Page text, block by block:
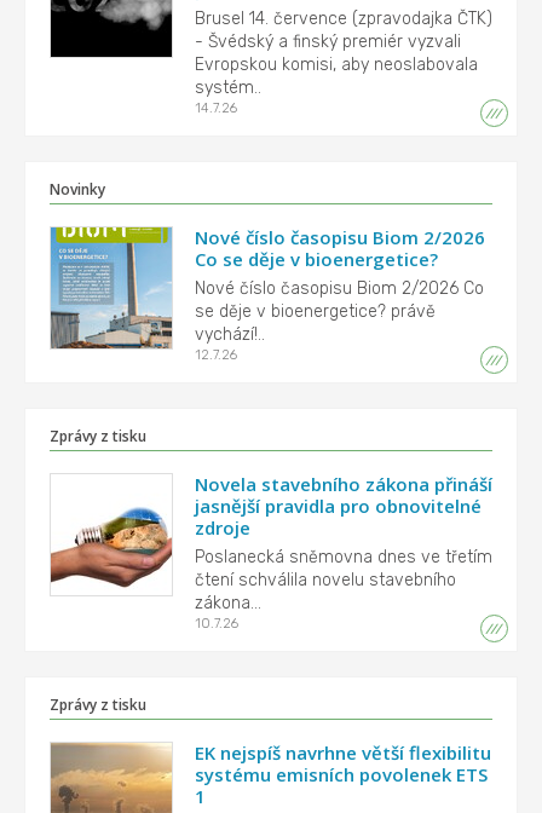
Brusel 14. července (zpravodajka ČTK)
- Švédský a finský premiér vyzvali
Evropskou komisi, aby neoslabovala
systém..
14.7.26
Novinky
Nové číslo časopisu Biom 2/2026
Co se děje v bioenergetice?
Nové číslo časopisu Biom 2/2026 Co
se děje v bioenergetice? právě
vychází!..
12.7.26
Zprávy z tisku
Novela stavebního zákona přináší
jasnější pravidla pro obnovitelné
zdroje
Poslanecká sněmovna dnes ve třetím
čtení schválila novelu stavebního
zákona...
10.7.26
Zprávy z tisku
EK nejspíš navrhne větší flexibilitu
systému emisních povolenek ETS
1